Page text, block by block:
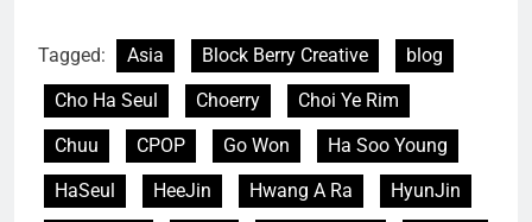
Tagged: Asia Block Berry Creative
blog
Cho Ha Seul
Choerry
Choi Ye Rim
Chuu
CPOP Go Won
Ha Soo Young
HaSeul
HeeJin Hwang A Ra
HyunJin